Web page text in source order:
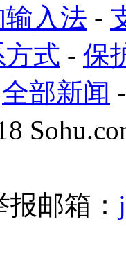
入法 -
式 - 保
全部新闻
邮箱：